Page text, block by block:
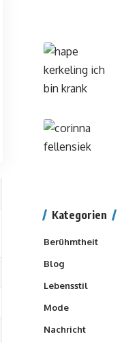
Kategorien
Berühmtheit
Blog
Lebensstil
Mode
Nachricht